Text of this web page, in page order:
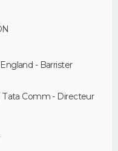
- Barrister
Tata Comm - Directeur